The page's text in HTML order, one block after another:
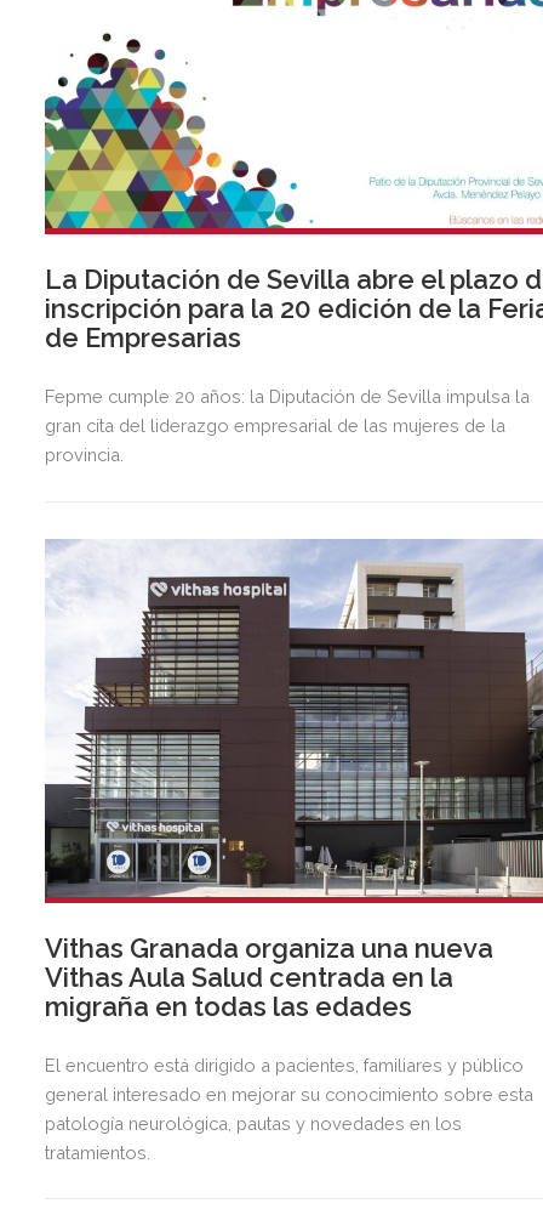
La Diputación de Sevilla abre el plazo
inscripción para la 20 edición de la
de Empresarias
Fepme cumple 20 años: la Diputación de Sevilla impulsa la
gran cita del liderazgo empresarial de las mujeres de la
provincia.
Vithas Granada organiza una nueva
Vithas Aula Salud centrada en la
migraña en todas las edades
El encuentro está dirigido a pacientes, familiares y público
general interesado en mejorar su conocimiento sobre esta
patología neurológica, pautas y novedades en los
tratamientos.